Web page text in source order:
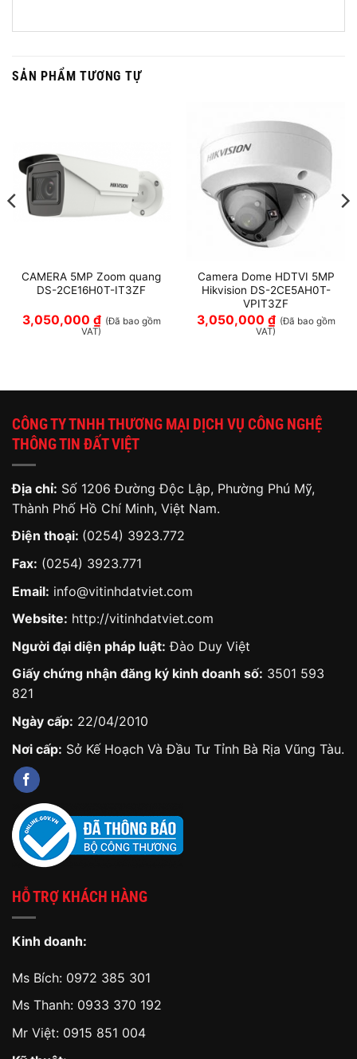
SẢN PHẨM TƯƠNG TỰ
CAMERA 5MP Zoom quang
DS-2CE16H0T-IT3ZF
3,050,000 ₫ (Đã bao gồm
VAT)
Camera Dome HDTVI 5MP
Hikvision DS-2CE5AH0T-
VPIT3ZF
3,050,000 ₫ (Đã bao gồm
VAT)
CÔNG TY TNHH THƯƠNG MẠI DỊCH VỤ CÔNG NGHỆ
THÔNG TIN ĐẤT VIỆT
Địa chỉ: Số 1206 Đường Độc Lập, Phường Phú Mỹ,
Thành Phố Hồ Chí Minh, Việt Nam.
Điện thoại: (0254) 3923.772
Fax: (0254) 3923.771
Email: info@vitinhdatviet.com
Website: http://vitinhdatviet.com
Người đại diện pháp luật: Đào Duy Việt
Giấy chứng nhận đăng ký kinh doanh số: 3501 593
821
Ngày cấp: 22/04/2010
Nơi cấp: Sở Kế Hoạch Và Đầu Tư Tỉnh Bà Rịa Vũng Tàu.
HỖ TRỢ KHÁCH HÀNG
Kinh doanh:
Ms Bích: 0972 385 301
Ms Thanh: 0933 370 192
Mr Việt: 0915 851 004